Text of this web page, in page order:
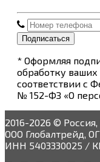
Подписаться
* Оформляя
обработку
соответствии с
№ 152-ФЗ «О
2016-2026 ©
ООО Глобалтрейд,
ИНН 5403330025 /